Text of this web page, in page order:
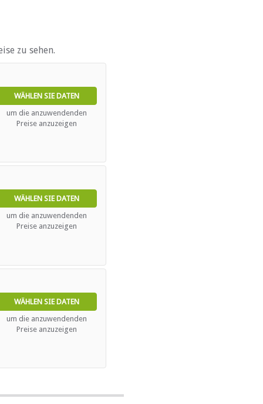
zu sehen.
WÄHLEN SIE DATEN
um die anzuwendenden
Preise anzuzeigen
WÄHLEN SIE DATEN
um die anzuwendenden
Preise anzuzeigen
WÄHLEN SIE DATEN
um die anzuwendenden
Preise anzuzeigen